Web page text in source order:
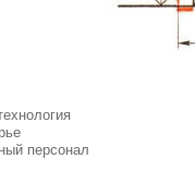
персонал